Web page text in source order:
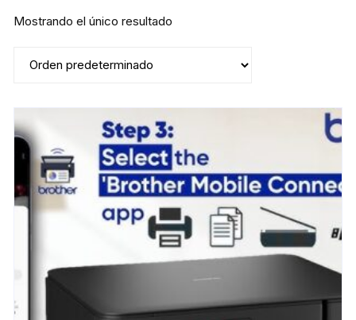
Mostrando el único resultado